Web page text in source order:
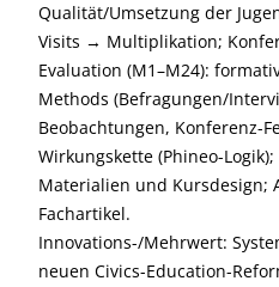
Qualität/Umsetzung der
Visits → Multiplikation;
Evaluation (M1–M24):
Methods (Befragungen/
Beobachtungen, Konferenz-
Wirkungskette (Phineo-
Materialien und Kursdesign;
Fachartikel.
Innovations-/Mehrwert:
neuen Civics-Education-